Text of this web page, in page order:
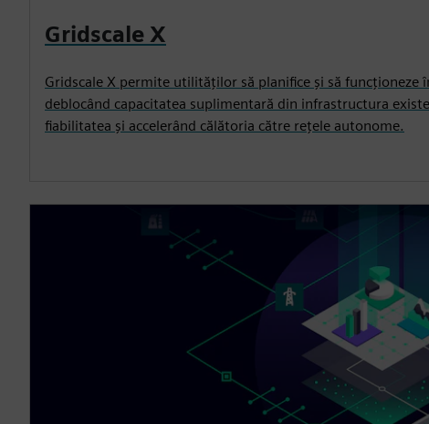
Gridscale X
Gridscale X permite utilităților să planifice și să funcționeze
deblocând capacitatea suplimentară din infrastructura
fiabilitatea și accelerând călătoria către rețele autonome.